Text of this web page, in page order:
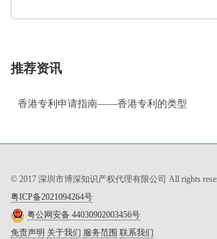
推荐资讯
香港专利申请指南——香港专利的类型
© 2017 深圳市博深知识产权代理有限公司 All rights
粤ICP备2021094264号
粤公网安备 44030902003456号
免责声明 关于我们 服务范围 联系我们